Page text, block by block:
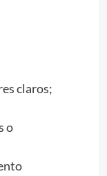
claros;
o